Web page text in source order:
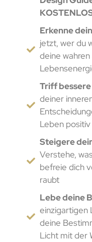
KOSTE
Erkenne
jetzt, wer du
deine
Triff
deiner
Leben
Steigere
Verstehe,
befreie dich
raubt
Lebe deine
einzigartigen
deine
Licht mit der